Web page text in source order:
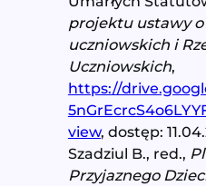
projektu ustawy
uczniowskich i
Uczniowskich,
https://
view, dostęp:
Szadziul B., red.,
Przyjaznego